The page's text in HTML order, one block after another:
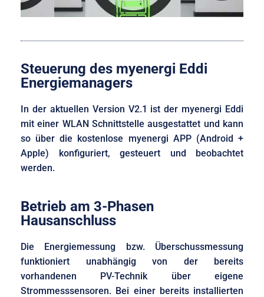
Steuerung des myenergi Eddi
Energiemanagers
In der aktuellen Version V2.1 ist der myenergi Eddi
mit einer WLAN Schnittstelle ausgestattet und kann
so über die kostenlose myenergi APP (Android +
Apple) konfiguriert, gesteuert und beobachtet
werden.
Betrieb am 3-Phasen
Hausanschluss
Die Energiemessung bzw. Überschussmessung
funktioniert unabhängig von der bereits
vorhandenen PV-Technik über eigene
Strommesssensoren. Bei einer bereits installierten